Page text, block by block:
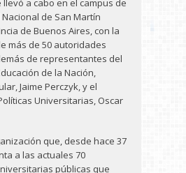
llevó a cabo en el campus de
de San Martín
de Buenos Aires, con la
más de 50 autoridades
de representantes del
de la Nación,
Jaime Perczyk, y el
Universitarias, Oscar
que, desde hace 37
a las actuales 70
públicas que